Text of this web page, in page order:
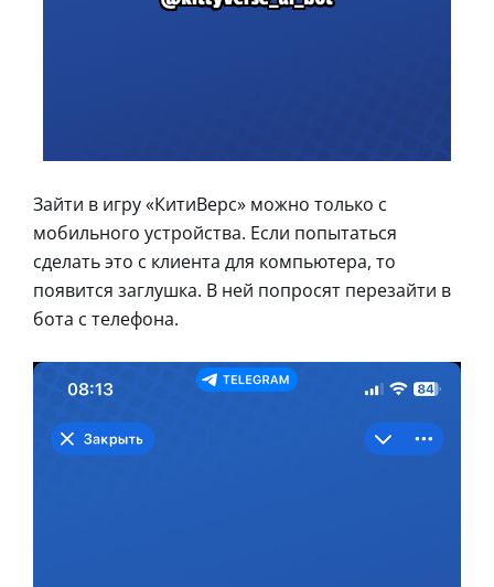
Зайти в игру «КитиВерс» можно только с
мобильного устройства. Если попытаться
сделать это с клиента для компьютера, то
появится заглушка. В ней попросят перезайти в
бота с телефона.